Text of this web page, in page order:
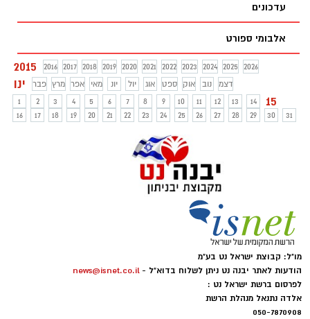
עדכונים
אלבומי ספורט
2015 2016 2017 2018 2019 2020 2021 2022 2023 2024 2025 2026
ינו פבר מרץ אפר מאי יונ יול אוג ספט אוק נוב
דצמ
1
2 3 4 5 6 7 8 9 10 11 12 13 14 15
16 17 18 19 20 21 22 23 24 25 26 27 28 29 30 31
מו"ל: קבוצת ישראל נט בע"מ
הודעות לאתר יבנה נט ניתן לשלוח בדוא"ל - news@isnet.co.il
לפרסום ברשת ישראל נט :
אלדה נתנאל מנהלת הרשת
050-7870908